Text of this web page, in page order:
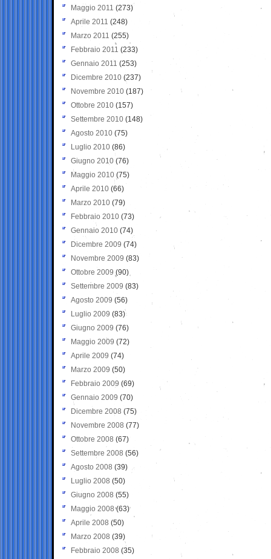
Maggio 2011 (273)
Aprile 2011 (248)
Marzo 2011 (255)
Febbraio 2011 (233)
Gennaio 2011 (253)
Dicembre 2010 (237)
Novembre 2010 (187)
Ottobre 2010 (157)
Settembre 2010 (148)
Agosto 2010 (75)
Luglio 2010 (86)
Giugno 2010 (76)
Maggio 2010 (75)
Aprile 2010 (66)
Marzo 2010 (79)
Febbraio 2010 (73)
Gennaio 2010 (74)
Dicembre 2009 (74)
Novembre 2009 (83)
Ottobre 2009 (90)
Settembre 2009 (83)
Agosto 2009 (56)
Luglio 2009 (83)
Giugno 2009 (76)
Maggio 2009 (72)
Aprile 2009 (74)
Marzo 2009 (50)
Febbraio 2009 (69)
Gennaio 2009 (70)
Dicembre 2008 (75)
Novembre 2008 (77)
Ottobre 2008 (67)
Settembre 2008 (56)
Agosto 2008 (39)
Luglio 2008 (50)
Giugno 2008 (55)
Maggio 2008(63)
Aprile 2008 (50)
Marzo 2008 (39)
Febbraio 2008 (35)